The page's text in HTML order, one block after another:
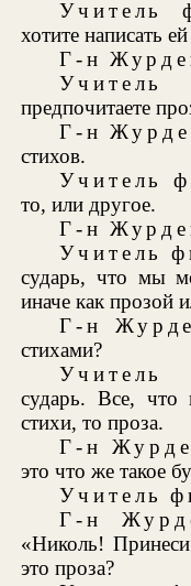
Учитель
хотите написать
Г-н
предпочитаете
Г-н
стихов.
Учитель
то, или другое.
Г-н
Учитель
сударь, что мы
иначе как прозой
Г-н
стихами?
Учитель
сударь. Все,
стихи, то проза.
Г-н
это что же такое
Учитель
Г-н
«Николь!
это проза?